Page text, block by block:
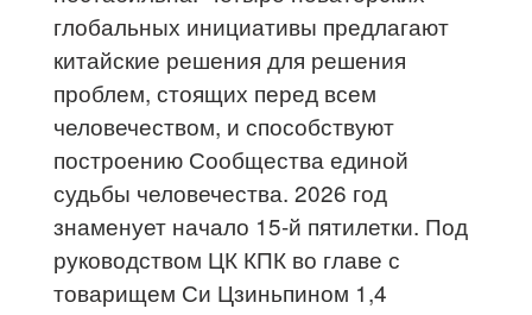
глобальных инициативы предлагают
китайские решения для решения
проблем, стоящих перед всем
человечеством, и способствуют
построению Сообщества единой
судьбы человечества. 2026 год
знаменует начало 15-й пятилетки. Под
руководством ЦК КПК во главе с
товарищем Си Цзиньпином 1,4